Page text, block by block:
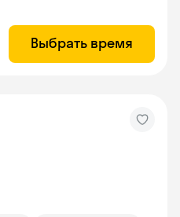
Выбрать время